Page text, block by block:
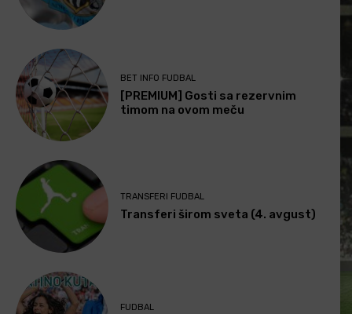
BET INFO FUDBAL
[PREMIUM] Gosti sa rezervnim
timom na ovom meču
TRANSFERI FUDBAL
Transferi širom sveta (4. avgust)
FUDBAL